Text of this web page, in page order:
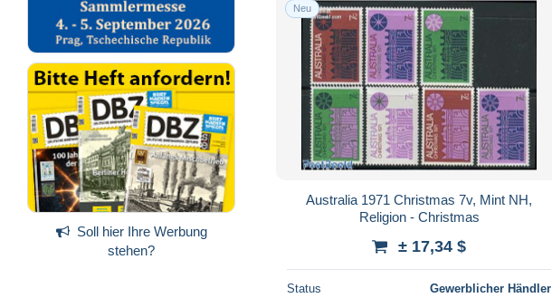
Soll hier Ihre Werbung
stehen?
Neu
Australia 1971 Christmas 7v, Mint NH,
Religion - Christmas
± 17,34 $
Status Gewerblicher Händler